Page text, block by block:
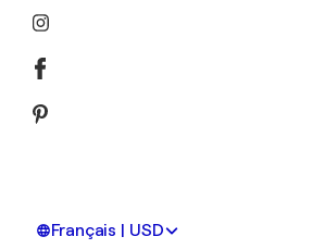
Français | USD